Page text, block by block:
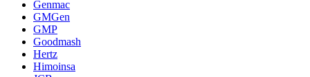
Genmac
GMGen
GMP
Goodmash
Hertz
Himoinsa